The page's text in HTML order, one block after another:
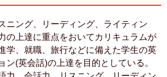
ニング、リーディング、ライティン
の上達に重点をおいてカリキュラムが
学、就職、旅行などに備えた学生の英
ン(英会話)の上達を目的としている。